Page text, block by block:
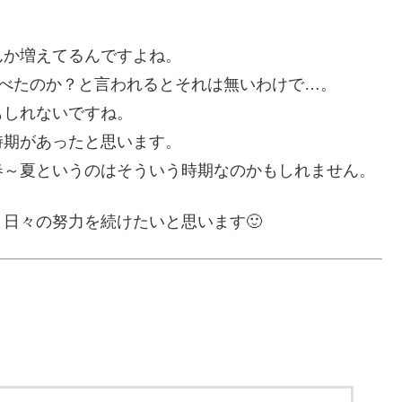
増えてるんですよね。
たのか？と言われるとそれは無いわけで…。
れないですね。
があったと思います。
夏というのはそういう時期なのかもしれません。
々の努力を続けたいと思います🙂